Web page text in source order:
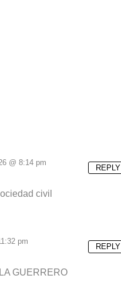
@ 8:14 pm
civil
REPLY
pm
GUERRERO
REPLY